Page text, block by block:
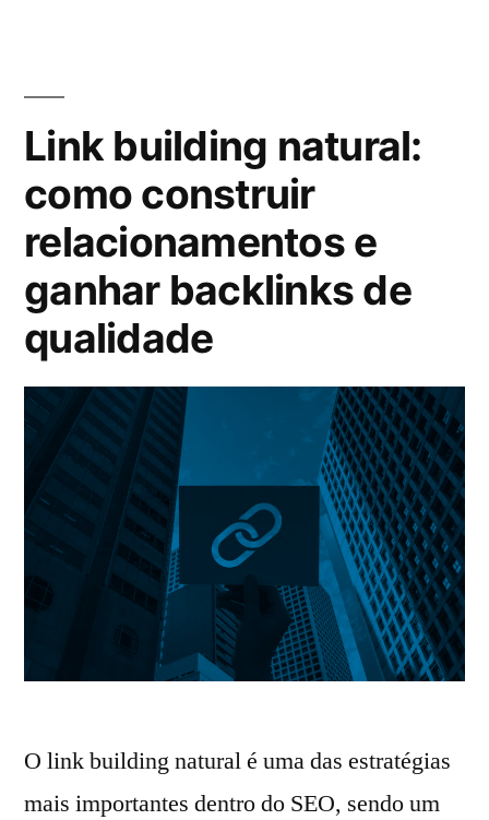
Link building natural:
como construir
relacionamentos e
ganhar backlinks de
qualidade
O link building natural é uma das estratégias
mais importantes dentro do SEO, sendo um